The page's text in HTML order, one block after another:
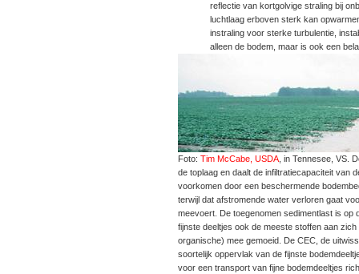
reflectie van kortgolvige straling bij
luchtlaag erboven sterk kan
instraling voor sterke turbulentie,
alleen de bodem, maar is ook een
Foto: Tim McCabe, USDA , in Tennesee, VS.
de toplaag en daalt de infiltratiecapaciteit van
voorkomen door een beschermende
terwijl dat afstromende water verloren gaat
meevoert. De toegenomen sedimentlast is
fijnste deeltjes ook de meeste stoffen aan
organische) mee gemoeid. De CEC, de
soortelijk oppervlak van de fijnste
voor een transport van fijne bodemdeeltjes